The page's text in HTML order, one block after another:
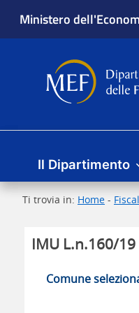
Ministero
MenuIl Dipartimento
Ti trovia in: Home -
IMU L.n.160/19
Comune